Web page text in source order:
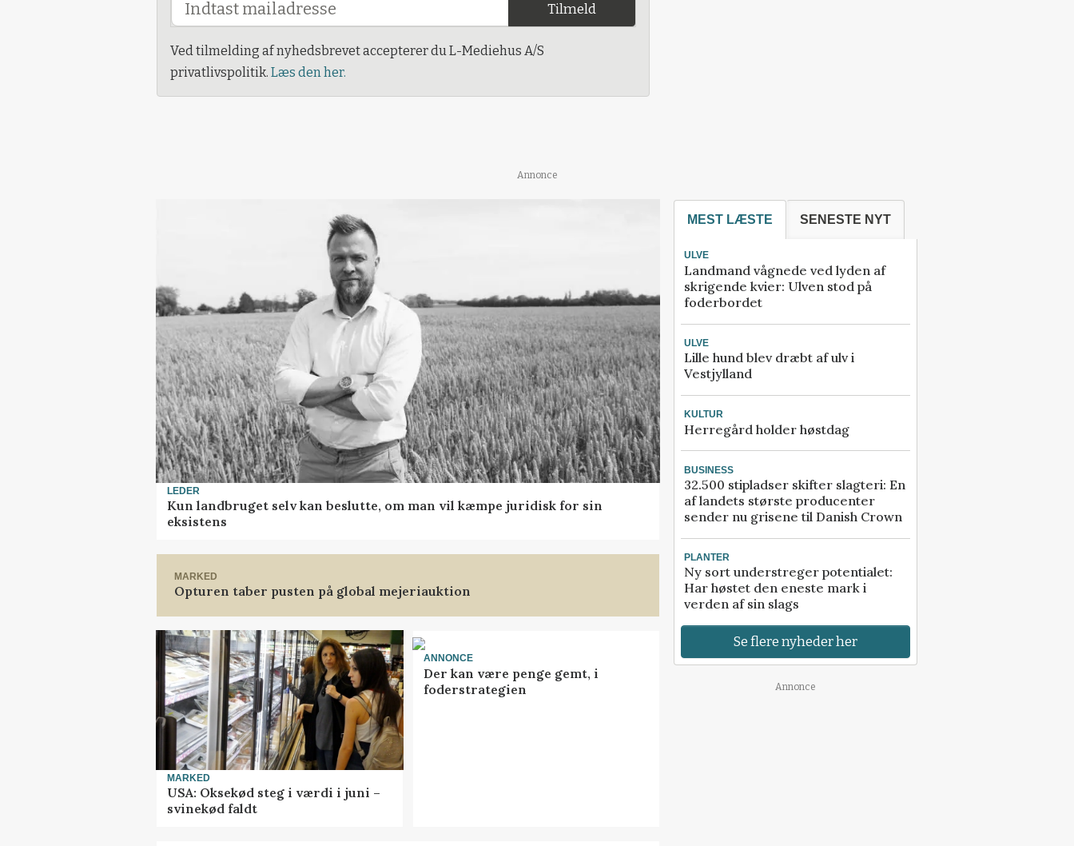
Tilmeld
Ved tilmelding af nyhedsbrevet accepterer du L-Mediehus A/S
privatlivspolitik. Læs den her.
Annonce
LEDER
Kun landbruget selv kan beslutte, om man vil kæmpe juridisk for sin
eksistens
MARKED
Opturen taber pusten på global mejeriauktion
MARKED
USA: Oksekød steg i værdi i juni –
svinekød faldt
ANNONCE
Der kan være penge gemt, i
foderstrategien
MEST LÆSTE SENESTE NYT
ULVE
Landmand vågnede ved lyden af
skrigende kvier: Ulven stod på
foderbordet
ULVE
Lille hund blev dræbt af ulv i
Vestjylland
KULTUR
Herregård holder høstdag
BUSINESS
32.500 stipladser skifter slagteri: En
af landets største producenter
sender nu grisene til Danish Crown
PLANTER
Ny sort understreger potentialet:
Har høstet den eneste mark i
verden af sin slags
Se flere nyheder her
Annonce